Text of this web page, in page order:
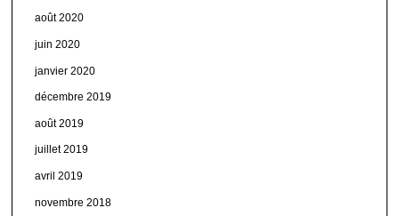
août 2020
juin 2020
janvier 2020
décembre 2019
août 2019
juillet 2019
avril 2019
novembre 2018